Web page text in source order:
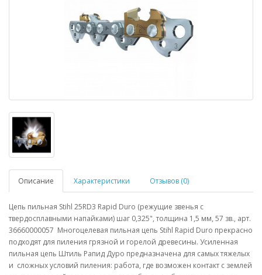
Описание Характеристики Отзывов (0)
Цепь пильная Stihl 25RD3 Rapid Duro (режущие звенья с
твердосплавными напайками) шаг 0,325", толщина 1,5 мм, 57 зв., арт.
36660000057 Многоцелевая пильная цепь Stihl Rapid Duro прекрасно
подходят для пиления грязной и горелой древесины. Усиленная
пильная цепь Штиль Рапид Дуро предназначена для самых тяжелых
и сложных условий пиления: работа, где возможен контакт с землей